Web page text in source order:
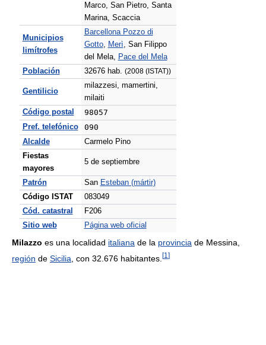
Marco, San Pietro, Santa
Marina, Scaccia
Municipios
limítrofes
Barcellona Pozzo di
Gotto, Merì, San Filippo
del Mela, Pace del Mela
Población
32676 hab. (2008 (ISTAT))
Gentilicio
milazzesi, mamertini,
milaiti
Código postal
98057
Pref. telefónico 090
Alcalde
Carmelo Pino
Fiestas
mayores
5 de septiembre
Patrón San Esteban (mártir)
Código ISTAT
083049
Cód. catastral
F206
Sitio web
Página web oficial
Milazzo es una localidad italiana de la provincia de Messina,
región de Sicilia , con 32.676 habitantes. [1 ]